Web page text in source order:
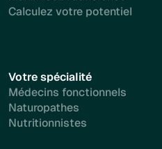
Calculez votre potentiel
Votre spécialité
Médecins fonctionnels
Naturopathes
Nutritionnistes